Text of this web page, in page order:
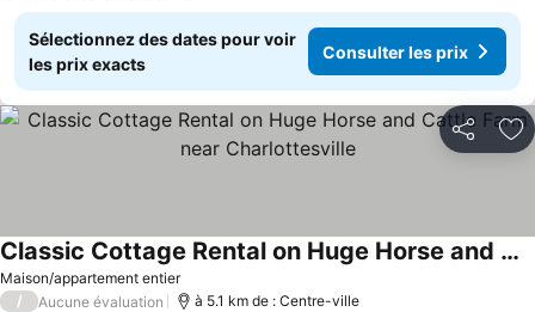
Sélectionnez des dates pour voir
les prix exacts
Consulter les prix
Partager
Maison/appartement entier
Classic Cottage Rental on Huge Horse and Cattle Farm near Charlottesville
Consulter les prix
/ Aucune évaluation à 5.1 km de : Centre-ville